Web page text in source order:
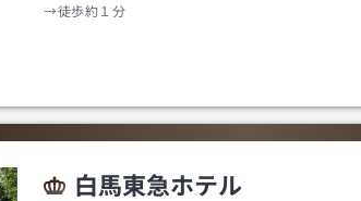
→徒歩約１分
白馬東急ホテル